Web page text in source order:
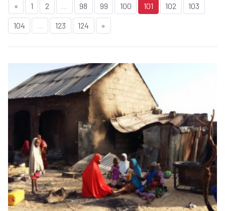
« 1 2 98 99 100 101 102 103
104 ... 123 124 »